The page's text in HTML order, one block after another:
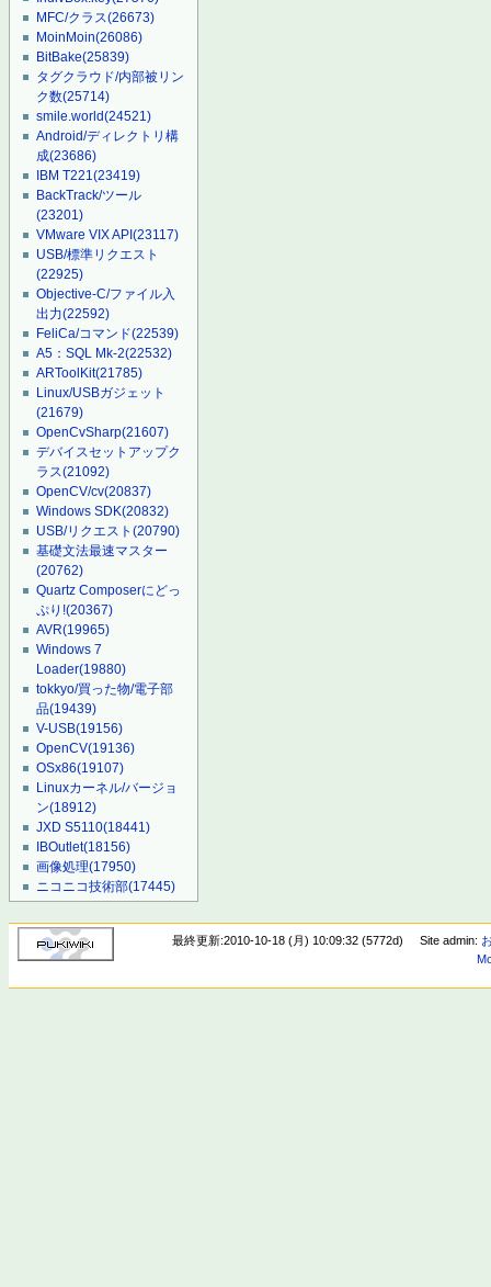
MFC/クラス(26673)
MoinMoin(26086)
BitBake(25839)
タグクラウド/内部被リン
ク数(25714)
smile.world(24521)
Android/ディレクトリ構
成(23686)
IBM T221(23419)
BackTrack/ツール
(23201)
VMware VIX API(23117)
USB/標準リクエスト
(22925)
Objective-C/ファイル入
出力(22592)
FeliCa/コマンド(22539)
A5：SQL Mk-2(22532)
ARToolKit(21785)
Linux/USBガジェット
(21679)
OpenCvSharp(21607)
デバイスセットアップク
ラス(21092)
OpenCV/cv(20837)
Windows SDK(20832)
USB/リクエスト(20790)
基礎文法最速マスター
(20762)
Quartz Composerにどっ
ぷり!(20367)
AVR(19965)
Windows 7
Loader(19880)
tokkyo/買った物/電子部
品(19439)
V-USB(19156)
OpenCV(19136)
OSx86(19107)
Linuxカーネル/バージョ
ン(18912)
JXD S5110(18441)
IBOutlet(18156)
画像処理(17950)
ニコニコ技術部(17445)
最終更新:2010-10-18 (月) 10:09:32 (5772d) Site admin: